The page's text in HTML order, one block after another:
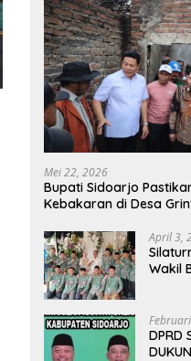
Mei 22, 2026
Bupati Sidoarjo
Kebakaran di Desa
April 3,
Wakil
DPRD